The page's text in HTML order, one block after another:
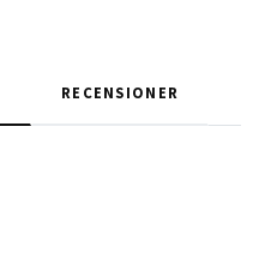
RECENSIONER